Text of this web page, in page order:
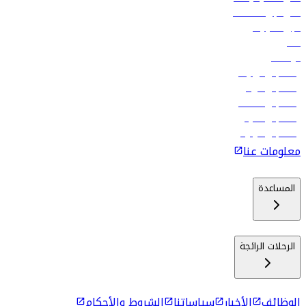
فلاي دبي للعطلات
تأجير السيارات
فنادق
الوظائف
رحلات إلى تبيليسي
رحلات إلى الرياض
رحلات إلى مسقط
رحلات إلى ماليه
رحلات إلى كولومبو
معلومات عنا
المساعدة
الرحلات الرائجة